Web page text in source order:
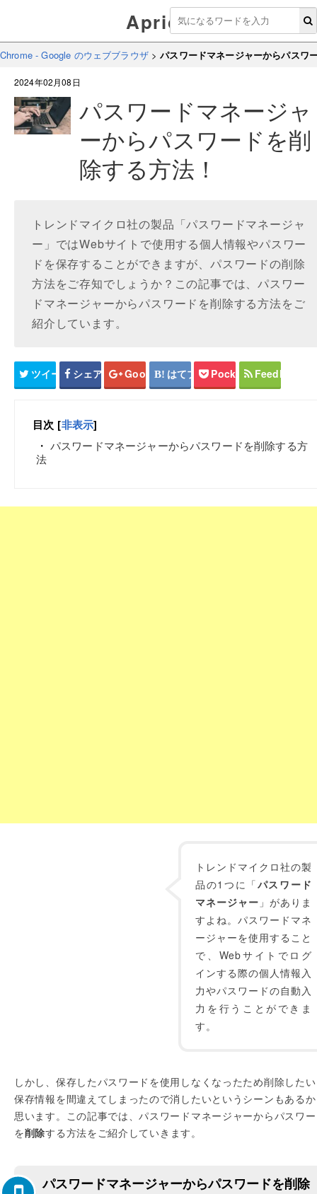
Aprico
Chrome - Google のウェブブラウザ>パスワードマネージャーからパスワ
2024年02月08日
パスワードマネージャ
ーからパスワードを削
除する方法！
トレンドマイクロ社の製品「パスワードマネージャ
ー」ではWebサイトで使用する個人情報やパスワー
ドを保存することができますが、パスワードの削除
方法をご存知でしょうか？この記事では、パスワー
ドマネージャーからパスワードを削除する方法をご
紹介しています。
ツイート シェア Google+ はてブ Pocket Feedly
目次 [非表示]
パスワードマネージャーからパスワードを削除する方
法
トレンドマイクロ社の製
品の1つに「パスワード
マネージャー 」がありま
すよね。パスワードマネ
ージャーを使用すること
で、Webサイトでログ
インする際の個人情報入
力やパスワードの自動入
力を行うことができま
す。
しかし、保存したパスワードを使用しなくなったため削除した
保存情報を間違えてしまったので消したいというシーンもある
思います。この記事では、パスワードマネージャーからパスワ
を削除する方法をご紹介していきます。
パスワードマネージャーからパスワードを削除